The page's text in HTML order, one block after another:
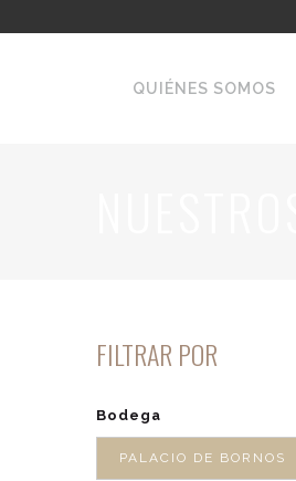
QUIÉNES SOMOS
FILTRAR POR
Bodega
PALACIO DE BORNOS